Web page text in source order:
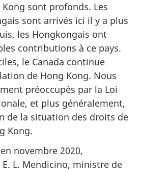
sont profonds. Les
sont arrivés ici il y a plus
les Hongkongais ont
contributions à ce pays.
le Canada continue
de Hong Kong. Nous
préoccupés par la Loi
et plus généralement,
de la situation des droits de
Kong.
novembre 2020,
L. Mendicino, ministre de